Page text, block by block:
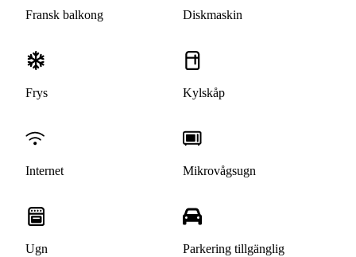
Fransk balkong Diskmaskin
Frys Kylskåp
Internet Mikrovågsugn
Ugn Parkering tillgänglig